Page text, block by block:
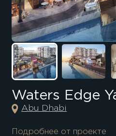
Waters Edge
Abu Dhabi
Подробнее от проекте